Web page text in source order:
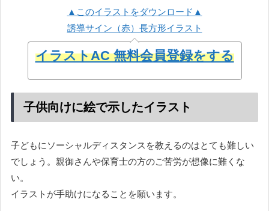
▲このイラストをダウンロード▲
誘導サイン（赤）長方形イラスト
イラストAC 無料会員登録をする
子供向けに絵で示したイラスト
子どもにソーシャルディスタンスを教えるのはとても難しい
でしょう。親御さんや保育士の方のご苦労が想像に難くな
い。
イラストが手助けになることを願います。